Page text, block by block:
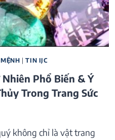
|TIN IJC
Phổ Biến & Ý
Trong Trang Sức
không chỉ là vật trang